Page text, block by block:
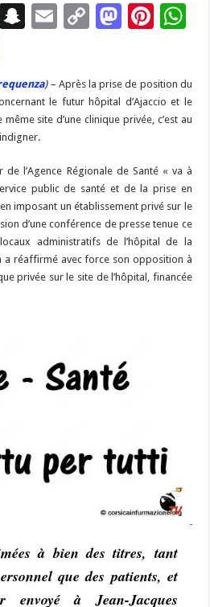
T
S
p
c
h
at
E
l
C
y
Li
k
M
d
o
Pi
es
t
p
) – Après la prise de position du
le futur hôpital d’Ajaccio et le
site d’une clinique privée, c’est au
l’Agence Régionale de Santé « va à
public de santé et de la prise en
imposant un établissement privé sur le
d’une conférence de presse tenue ce
administratifs de l’hôpital de la
a réaffirmé avec force son opposition à
privée sur le site de l’hôpital, financée
à bien des titres, tant
que des patients, et
envoyé à Jean-Jacques